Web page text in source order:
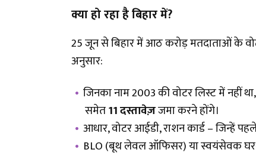
क्या हो रहा है बिहार में?
25 जून से बिहार में आठ करोड़ मतदाताओं के
अनुसार:
जिनका नाम 2003 की वोटर लिस्ट में नहीं
समेत11 दस्तावेज़जमा करने होंगे।
आधार, वोटर आईडी, राशन कार्ड – जिन्हें
BLO (बूथ लेवल ऑफिसर) या स्वयंसेवक